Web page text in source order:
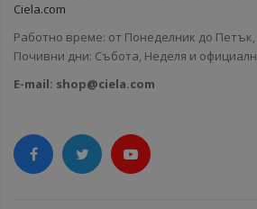
Ciela.com
Работно време: от Понеделник до Петък,
Почивни дни: Събота, Неделя и
E-mail: shop@ciela.com